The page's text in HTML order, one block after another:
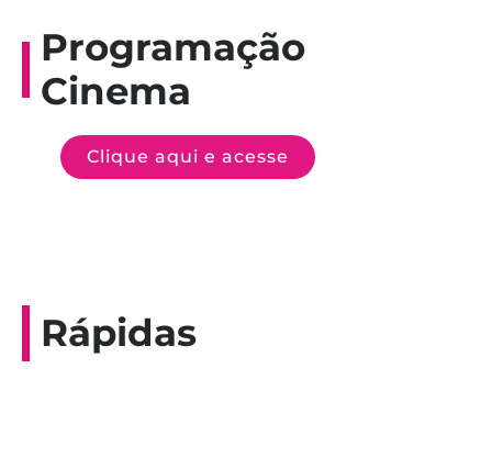
Programação
Cinema
Clique aqui e acesse
Rápidas